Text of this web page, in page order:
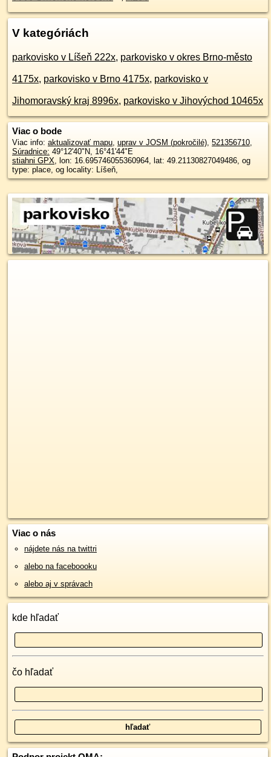
V kategóriách
parkovisko v Líšeň 222x, parkovisko v okres Brno-město
4175x, parkovisko v Brno 4175x, parkovisko v
Jihomoravský kraj 8996x, parkovisko v Jihovýchod 10465x
Viac o bode
Viac info: aktualizovať mapu, uprav v JOSM (pokročilé), 521356710,
Súradnice: 49°12'40"N, 16°41'44"E
stiahni GPX, lon: 16.695746055360964, lat: 49.21130827049486, og
type: place, og locality: Líšeň,
Viac o nás
nájdete nás na twittri
alebo na faceboooku
alebo aj v správach
kde hľadať
čo hľadať